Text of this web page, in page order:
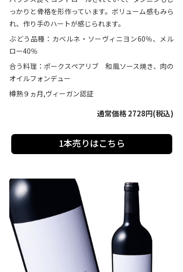
っかりと骨格を形作っています。ボリューム感もみら
れ、作り手のハートが感じられます。
ぶどう品種：カベルネ・ソーヴィニヨン60％、メル
ロー40％
合う料理：ポークスペアリブ 和風ソース焼き、肉の
オイルフォンデュー
樽熟９ヵ月,ヴィーガン認証
通常価格 2728円(税込)
1本売りはこちら